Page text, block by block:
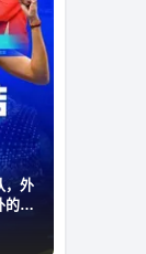
，外
的郑